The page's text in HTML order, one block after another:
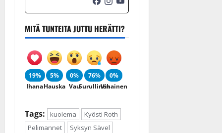
MITÄ TUNTEITA JUTTU HERÄTTI?
19%
Ihana
5%
Hauska
0%
Vau
76%
Surullinen
0%
Vihainen
Tags: kuolema
Kyösti Roth
Pelimannet
Syksyn Sävel